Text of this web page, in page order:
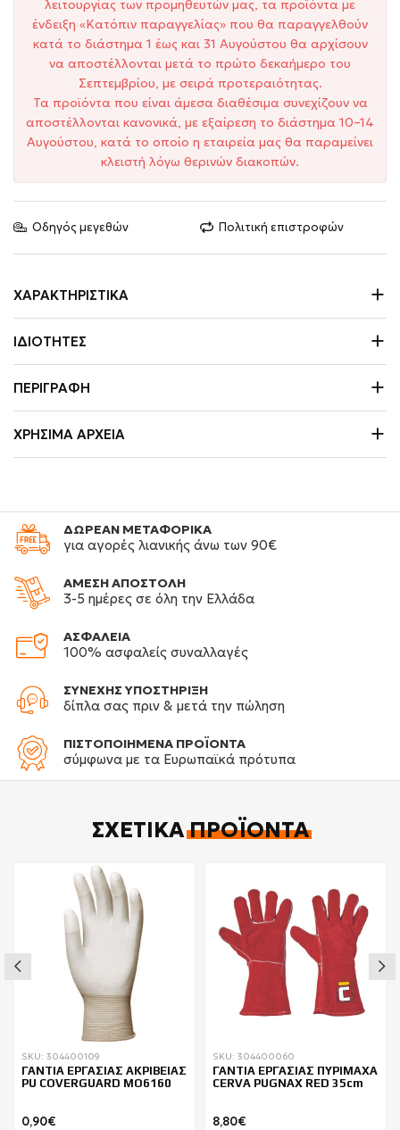
λειτουργίας των προμηθευτών μας, τα προϊόντα με
ένδειξη «Κατόπιν παραγγελίας» που θα παραγγελθούν
κατά το διάστημα 1 έως και 31 Αυγούστου θα αρχίσουν
να αποστέλλονται μετά το πρώτο δεκαήμερο του
Σεπτεμβρίου, με σειρά προτεραιότητας.
Τα προϊόντα που είναι άμεσα διαθέσιμα συνεχίζουν να
αποστέλλονται κανονικά, με εξαίρεση το διάστημα 10–14
Αυγούστου, κατά το οποίο η εταιρεία μας θα παραμείνει
κλειστή λόγω θερινών διακοπών.
Οδηγός μεγεθών Πολιτική επιστροφών
ΧΑΡΑΚΤΗΡΙΣΤΙΚΆ
ΙΔΙΌΤΗΤΕΣ
ΠΕΡΙΓΡΑΦΉ
ΧΡΉΣΙΜΑ ΑΡΧΕΊΑ
ΔΩΡΕΑΝ ΜΕΤΑΦΟΡΙΚΑ
για αγορές λιανικής άνω των 90€
ΑΜΕΣΗ ΑΠΟΣΤΟΛΗ
3-5 ημέρες σε όλη την Ελλάδα
ΑΣΦΑΛΕΙΑ
100% ασφαλείς συναλλαγές
ΣΥΝΕΧΗΣ ΥΠΟΣΤΗΡΙΞΗ
δίπλα σας πριν & μετά την πώληση
ΠΙΣΤΟΠΟΙΗΜΕΝΑ ΠΡΟΪΟΝΤΑ
σύμφωνα με τα Ευρωπαϊκά πρότυπα
ΣΧΕΤΙΚΆΠΡΟΪΌΝΤΑ
SKU: 304400109
ΓΑΝΤΙΑ ΕΡΓΑΣΙΑΣ ΑΚΡΙΒΕΙΑΣ
PU COVERGUARD MO6160
0,90€
SKU: 304400060
ΓΑΝΤΙΑ ΕΡΓΑΣΙΑΣ ΠΥΡΙΜΑΧΑ
CERVA PUGNAX RED 35cm
8,80€